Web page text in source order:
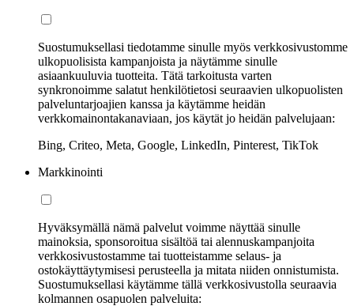
Suostumuksellasi tiedotamme sinulle myös verkkosivustomme
ulkopuolisista kampanjoista ja näytämme sinulle
asiaankuuluvia tuotteita. Tätä tarkoitusta varten
synkronoimme salatut henkilötietosi seuraavien ulkopuolisten
palveluntarjoajien kanssa ja käytämme heidän
verkkomainontakanaviaan, jos käytät jo heidän palvelujaan:
Bing, Criteo, Meta, Google, LinkedIn, Pinterest, TikTok
Markkinointi
Hyväksymällä nämä palvelut voimme näyttää sinulle
mainoksia, sponsoroitua sisältöä tai alennuskampanjoita
verkkosivustostamme tai tuotteistamme selaus- ja
ostokäyttäytymisesi perusteella ja mitata niiden onnistumista.
Suostumuksellasi käytämme tällä verkkosivustolla seuraavia
kolmannen osapuolen palveluita: